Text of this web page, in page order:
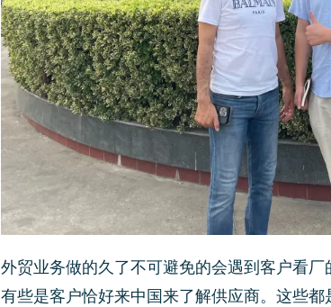
外贸业务做的久了不可避免的会遇到客户看厂
有些是客户恰好来中国来了解供应商。这些